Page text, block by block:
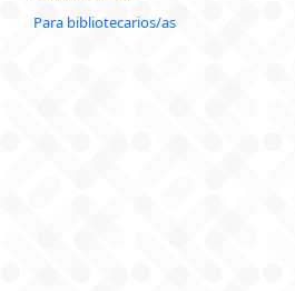
Para bibliotecarios/as